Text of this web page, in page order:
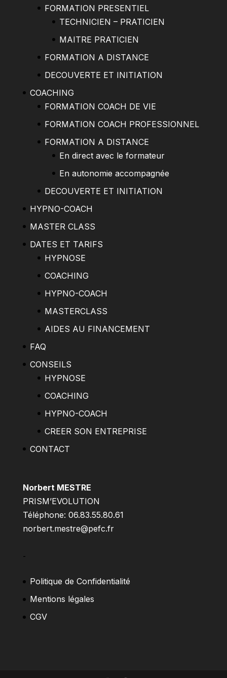
FORMATION PRESENTIEL
TECHNICIEN – PRATICIEN
MAITRE PRATICIEN
FORMATION A DISTANCE
DECOUVERTE ET INITIATION
COACHING
FORMATION COACH DE VIE
FORMATION COACH PROFESSIONNEL
FORMATION A DISTANCE
En direct avec le formateur
En autonomie accompagnée
DECOUVERTE ET INITIATION
HYPNO-COACH
MASTER CLASS
DATES ET TARIFS
HYPNOSE
COACHING
HYPNO-COACH
MASTERCLASS
AIDES AU FINANCEMENT
FAQ
CONSEILS
HYPNOSE
COACHING
HYPNO-COACH
CREER SON ENTREPRISE
CONTACT
Norbert MESTRE
PRISM’EVOLUTION
Téléphone: 06.83.55.80.61
norbert.mestre@pefc.fr
–
Politique de Confidentialité
Mentions légales
CGV